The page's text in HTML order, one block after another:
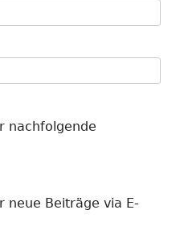
nachfolgende
neue Beiträge via E-